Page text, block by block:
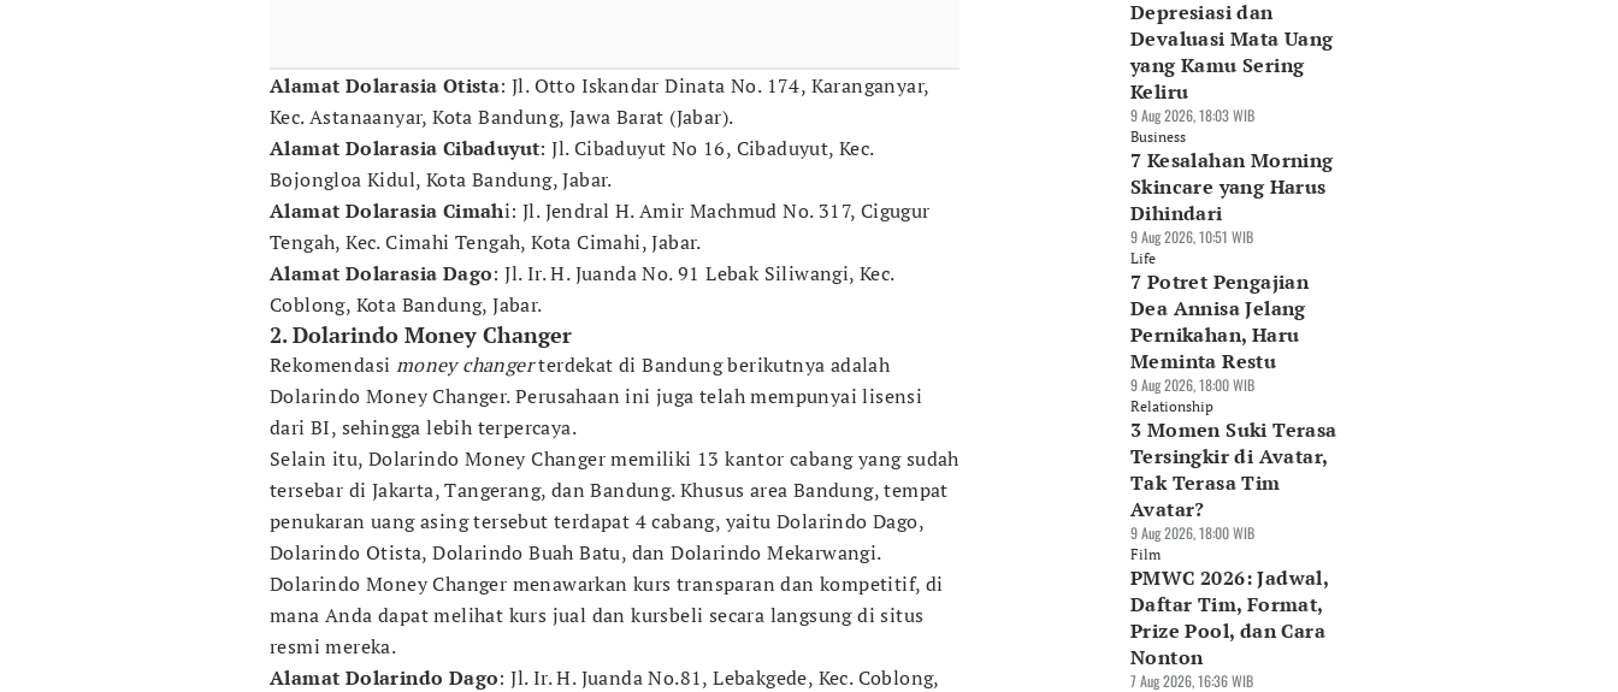
Alamat Dolarasia Otista: Jl. Otto Iskandar Dinata No. 174, Karanganyar,
Kec. Astanaanyar, Kota Bandung, Jawa Barat (Jabar).
Alamat Dolarasia Cibaduyut: Jl. Cibaduyut No 16, Cibaduyut, Kec.
Bojongloa Kidul, Kota Bandung, Jabar.
Alamat Dolarasia Cimahi: Jl. Jendral H. Amir Machmud No. 317, Cigugur
Tengah, Kec. Cimahi Tengah, Kota Cimahi, Jabar.
Alamat Dolarasia Dago: Jl. Ir. H. Juanda No. 91 Lebak Siliwangi, Kec.
Coblong, Kota Bandung, Jabar.
2. Dolarindo Money Changer
Rekomendasi money changerterdekat di Bandung berikutnya adalah
Dolarindo Money Changer. Perusahaan ini juga telah mempunyai lisensi
dari BI, sehingga lebih terpercaya.
Selain itu, Dolarindo Money Changer memiliki 13 kantor cabang yang sudah
tersebar di Jakarta, Tangerang, dan Bandung. Khusus area Bandung, tempat
penukaran uang asing tersebut terdapat 4 cabang, yaitu Dolarindo Dago,
Dolarindo Otista, Dolarindo Buah Batu, dan Dolarindo Mekarwangi.
Dolarindo Money Changer menawarkan kurs transparan dan kompetitif, di
mana Anda dapat melihat kurs jual dan kursbeli secara langsung di situs
resmi mereka.
Alamat Dolarindo Dago: Jl. Ir. H. Juanda No.81, Lebakgede, Kec. Coblong,
Depresiasi dan
Devaluasi Mata Uang
yang Kamu Sering
Keliru
9 Aug 2026, 18:03 WIB
Business
7 Kesalahan Morning
Skincare yang Harus
Dihindari
9 Aug 2026, 10:51 WIB
Life
7 Potret Pengajian
Dea Annisa Jelang
Pernikahan, Haru
Meminta Restu
9 Aug 2026, 18:00 WIB
Relationship
3 Momen Suki Terasa
Tersingkir di Avatar,
Tak Terasa Tim
Avatar?
9 Aug 2026, 18:00 WIB
Film
PMWC 2026: Jadwal,
Daftar Tim, Format,
Prize Pool, dan Cara
Nonton
7 Aug 2026, 16:36 WIB